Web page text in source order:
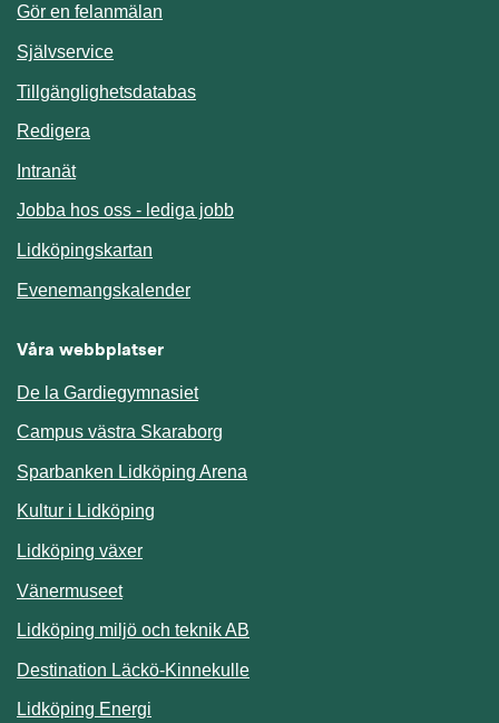
Gör en felanmälan
SjälvserviceLänk till annan webbplats.
TillgänglighetsdatabasLänk till annan webbplats.
Redigera
IntranätLänk till annan webbplats.
Jobba hos oss - lediga jobb
Lidköpingskartan
EvenemangskalenderLänk till annan webbplats.
Våra webbplatser
De la Gardiegymnasiet
Campus västra Skaraborg
Sparbanken Lidköping Arena
Kultur i Lidköping
Lidköping växer
Vänermuseet
Lidköping miljö och teknik AB
Destination Läckö-KinnekulleLänk till annan webbplats.
Lidköping Energi